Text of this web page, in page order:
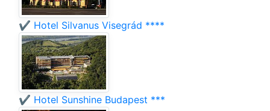
✔️ Hotel Silvanus Visegrád ****
✔️ Hotel Sunshine Budapest ***